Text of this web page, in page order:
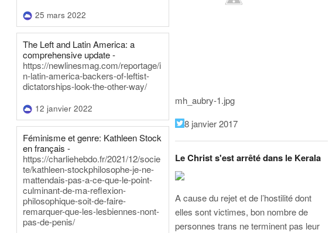
25 mars 2022
The Left and Latin America: a
comprehensive update -
https://newlinesmag.com/reportage/i
n-latin-america-backers-of-leftist-
dictatorships-look-the-other-way/
12 janvier 2022
Féminisme et genre: Kathleen Stock
en français -
https://charliehebdo.fr/2021/12/socie
te/kathleen-stockphilosophe-je-ne-
mattendais-pas-a-ce-que-le-point-
culminant-de-ma-reflexion-
philosophique-soit-de-faire-
remarquer-que-les-lesbiennes-nont-
pas-de-penis/
mh_aubry-1.jpg
8 janvier 2017
Le Christ s'est arrêté dans le Kerala
A cause du rejet et de l’hostilité dont
elles sont victimes, bon nombre de
personnes trans ne terminent pas leur